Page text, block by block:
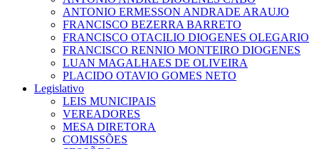
ANTONIO ERMESSON ANDRADE ARAUJO
FRANCISCO BEZERRA BARRETO
FRANCISCO OTACILIO DIOGENES OLEGARIO
FRANCISCO RENNIO MONTEIRO DIOGENES
LUAN MAGALHAES DE OLIVEIRA
PLACIDO OTAVIO GOMES NETO
Legislativo
LEIS MUNICIPAIS
VEREADORES
MESA DIRETORA
COMISSÕES